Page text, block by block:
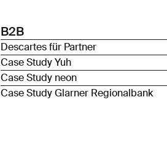
B2B
Descartes für Partner
Case Study Yuh
Case Study neon
Case Study Glarner Regionalbank